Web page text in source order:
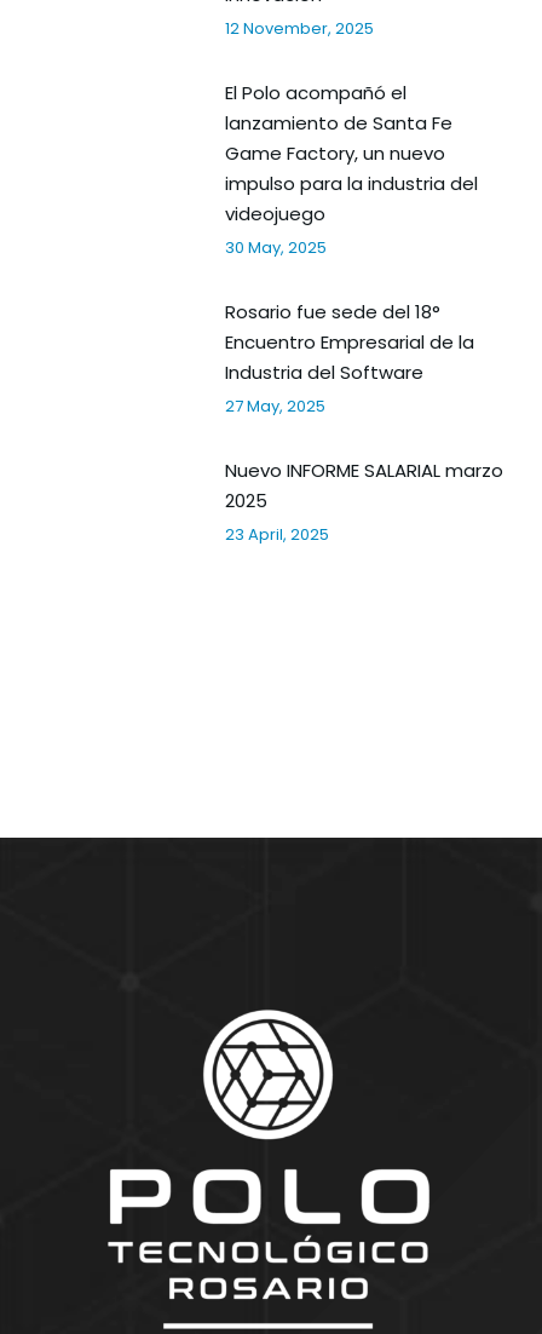
12 November, 2025
El Polo acompañó el
lanzamiento de Santa Fe
Game Factory, un nuevo
impulso para la industria del
videojuego
30 May, 2025
Rosario fue sede del 18°
Encuentro Empresarial de la
Industria del Software
27 May, 2025
Nuevo INFORME SALARIAL marzo
2025
23 April, 2025